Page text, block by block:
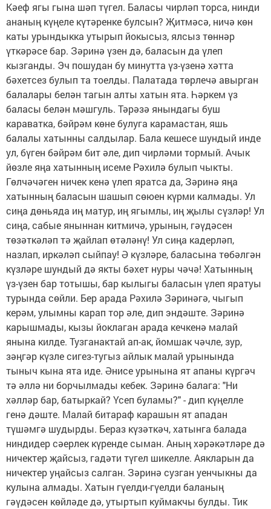
Кәеф ягы гына шәп түгел. Баласы чирләп торса, нинди
ананың күңеле күтәренке булсын? Җитмәсә, ничә көн
каты урындыкка утырып йокысыз, ялсыз төннәр
үткәрәсе бар. Зәринә үзен дә, баласын да үлеп
кызганды. Эч пошудан бу минутта үз-үзенә хәтта
бәхетсез булып та тоелды. Палатада төрлечә авырган
балалары белән тагын алты хатын ята. Һәркем үз
баласы белән мәшгуль. Тәрәзә янындагы буш
караватка, бәйрәм көне булуга карамастан, яшь
балалы хатынны салдылар. Бала кешесе шундый инде
ул, бүген бәйрәм бит әле, дип чирләми тормый. Ачык
йөзле яңа хатынның исеме Рәхилә булып чыкты.
Гөлчәчәген ничек кенә үлеп яратса да, Зәринә яңа
хатынның баласын шашып сөюен күрми калмады. Ул
сиңа дөньяда иң матур, иң ягымлы, иң җылы сүзләр! Ул
сиңа, сабые яныннан китмичә, урынын, гәүдәсен
төзәткәләп тә җайлап өтәләнү! Ул сиңа кадерләп,
назлап, иркәләп сыйпау! Ә күзләре, баласына төбәлгән
күзләре шундый дә якты бәхет нуры чәчә! Хатынның
үз-үзен бар тотышы, бар кылыгы баласын үлеп яратуы
турында сөйли. Бер арада Рәхилә Зәринәгә, чыгып
керәм, улымны карап тор әле, дип эндәште. Зәринә
карышмады, кызы йоклаган арада кечкенә малай
янына килде. Тузганактай ап-ак, йомшак чәчле, зур,
зәңгәр күзле сигез-тугыз айлык малай урынында
тыныч кына ята иде. Әнисе урынына ят апаны күргәч
тә әллә ни борчылмады кебек. Зәринә балага: "Ни
хәлләр бар, батыркай? Үсеп буламы?" - дип күңелле
генә дәште. Малай битараф карашын ят ападан
түшәмгә шудырды. Бераз күзәткәч, хатынга балада
ниндидер сәерлек күренде сыман. Аның хәрәкәтләре дә
ничектер җайсыз, гадәти түгел шикелле. Аякларын да
ничектер уңайсыз салган. Зәринә сузган уенчыкны да
кулына алмады. Хатын гүелди-гүелди баланың
гәүдәсен көйләде дә, утыртып куймакчы булды. Тик